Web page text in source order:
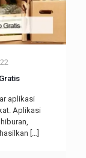
aplikasi
Aplikasi
[…]